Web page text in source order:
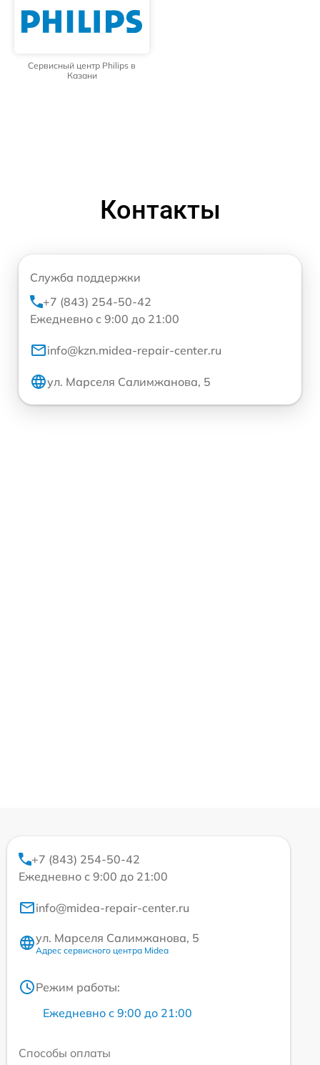
Сервисный центр Philips в
Казани
Контакты
Служба поддержки
+7 (843) 254-50-42
Ежедневно с 9:00 до 21:00
info@kzn.midea-repair-center.ru
ул. Марселя Салимжанова, 5
+7 (843) 254-50-42
Ежедневно с 9:00 до 21:00
info@midea-repair-center.ru
ул. Марселя Салимжанова, 5
Адрес сервисного центра Midea
Режим работы:
Ежедневно с 9:00 до 21:00
Способы оплаты